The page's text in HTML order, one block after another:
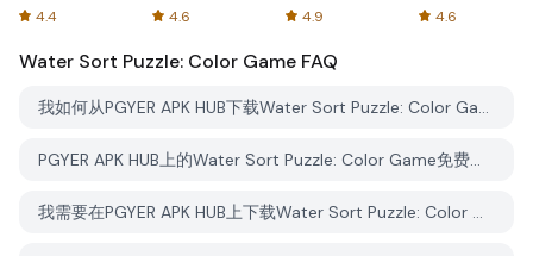
4.4
Spreadsheets
4.6 4.9
AFTVnews
4.6
Water Sort Puzzle: Color Game FAQ
我如何从PGYER APK HUB下载Water Sort Puzzle: Color Game？
PGYER APK HUB上的Water Sort Puzzle: Color Game免费下载吗？
我需要在PGYER APK HUB上下载Water Sort Puzzle: Color Game时需要账户吗？